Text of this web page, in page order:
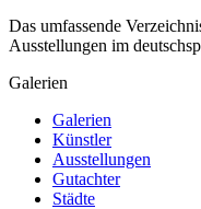
Das umfassende
Ausstellungen im
Galerien
Galerien
Künstler
Ausstellungen
Gutachter
Städte